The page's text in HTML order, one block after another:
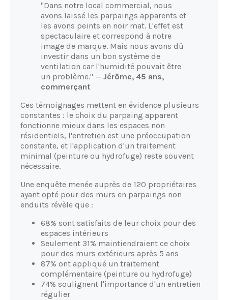
"Dans notre local commercial, nous
avons laissé les parpaings apparents et
les avons peints en noir mat. L'effet est
spectaculaire et correspond à notre
image de marque. Mais nous avons dû
investir dans un bon système de
ventilation car l'humidité pouvait être
un problème." — Jérôme, 45 ans,
commerçant
Ces témoignages mettent en évidence plusieurs
constantes : le choix du parpaing apparent
fonctionne mieux dans les espaces non
résidentiels, l'entretien est une préoccupation
constante, et l'application d'un traitement
minimal (peinture ou hydrofuge) reste souvent
nécessaire.
Une enquête menée auprès de 120 propriétaires
ayant opté pour des murs en parpaings non
enduits révèle que :
68% sont satisfaits de leur choix pour des
espaces intérieurs
Seulement 31% maintiendraient ce choix
pour des murs extérieurs après 5 ans
87% ont appliqué un traitement
complémentaire (peinture ou hydrofuge)
74% soulignent l'importance d'un entretien
régulier